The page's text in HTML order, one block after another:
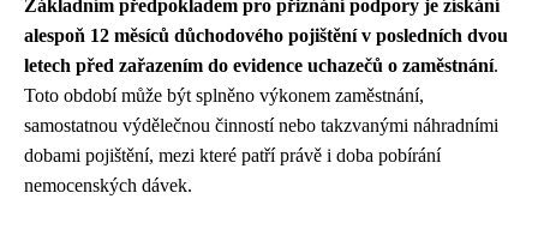
Základním předpokladem pro přiznání podpory je získání
alespoň 12 měsíců důchodového pojištění v posledních dvou
letech před zařazením do evidence uchazečů o zaměstnání.
Toto období může být splněno výkonem zaměstnání,
samostatnou výdělečnou činností nebo takzvanými náhradními
dobami pojištění, mezi které patří právě i doba pobírání
nemocenských dávek.